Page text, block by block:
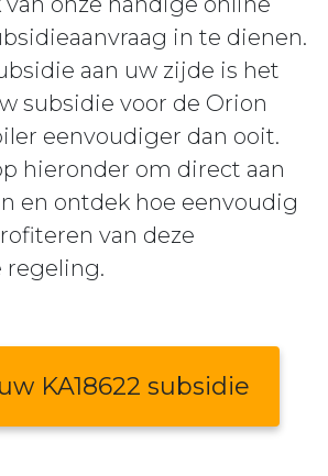
in te dienen.
aan uw zijde is het
subsidie voor de Orion
eenvoudiger dan ooit.
hieronder om direct aan
en ontdek hoe eenvoudig
van deze
regeling.
KA18622 subsidie